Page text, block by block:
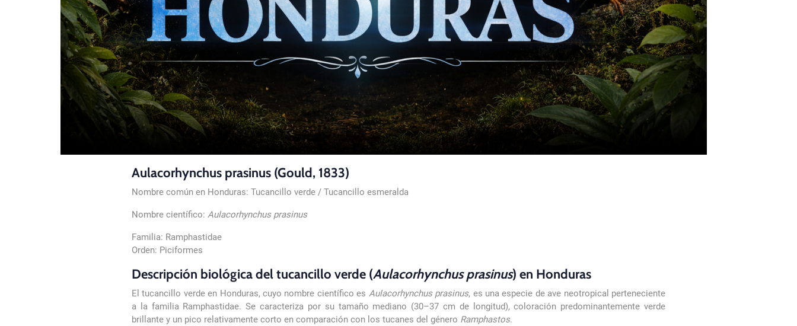
Aulacorhynchus prasinus (Gould, 1833)
Nombre común en Honduras: Tucancillo verde / Tucancillo esmeralda
Nombre científico: Aulacorhynchus prasinus
Familia: Ramphastidae
Orden: Piciformes
Descripción biológica del tucancillo verde (Aulacorhynchus prasinus) en Honduras
El tucancillo verde en Honduras, cuyo nombre científico es Aulacorhynchus prasinus, es una especie de ave neotropical perteneciente
a la familia Ramphastidae. Se caracteriza por su tamaño mediano (30–37 cm de longitud), coloración predominantemente verde
brillante y un pico relativamente corto en comparación con los tucanes del género Ramphastos.